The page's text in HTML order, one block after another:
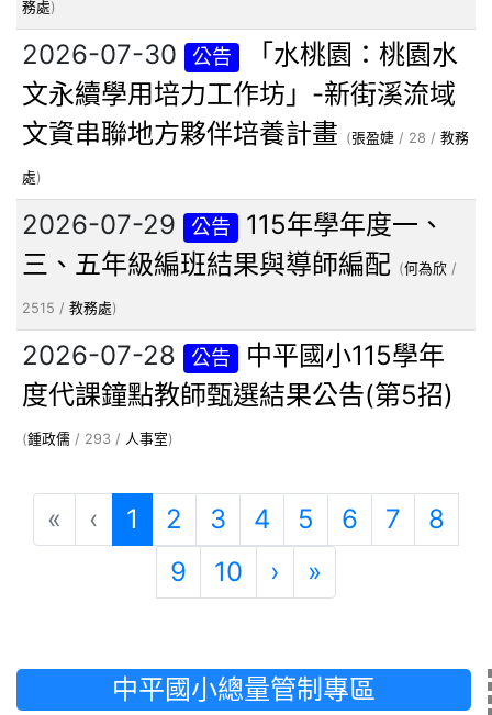
務處)
2026-07-30 公告
「水桃園：桃園水
文永續學用培力工作坊」-新街溪流域
文資串聯地方夥伴培養計畫 (張盈婕 / 28 / 教務
處)
2026-07-29 公告
115年學年度一、
三、五年級編班結果與導師編配 (何為欣 /
2515 / 教務處)
2026-07-28 公告
中平國小115學年
度代課鐘點教師甄選結果公告(第5招)
(鍾政儒 / 293 / 人事室)
« ‹ 1 (目前頁次)
2 3 4 5 6 7
8
9
10 › 下一頁
»
中平國小總量管制專區